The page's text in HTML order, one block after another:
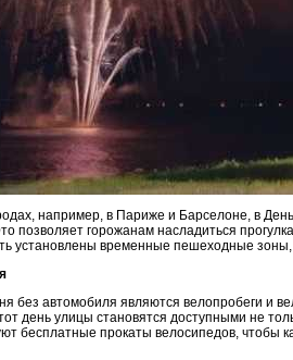
например, в Париже и Барселоне, в
позволяет горожанам насладиться
установлены временные пешеходные
без автомобиля являются велопробеги и
день улицы становятся доступными не
бесплатные прокаты велосипедов,